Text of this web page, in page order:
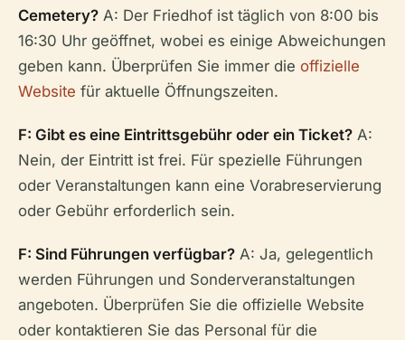
Cemetery? A: Der Friedhof ist täglich von 8:00 bis
16:30 Uhr geöffnet, wobei es einige Abweichungen
geben kann. Überprüfen Sie immer die offizielle
Website für aktuelle Öffnungszeiten.
F: Gibt es eine Eintrittsgebühr oder ein Ticket? A:
Nein, der Eintritt ist frei. Für spezielle Führungen
oder Veranstaltungen kann eine Vorabreservierung
oder Gebühr erforderlich sein.
F: Sind Führungen verfügbar? A: Ja, gelegentlich
werden Führungen und Sonderveranstaltungen
angeboten. Überprüfen Sie die offizielle Website
oder kontaktieren Sie das Personal für die